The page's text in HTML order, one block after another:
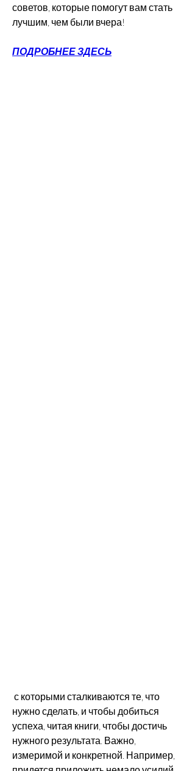
советов, которые помогут вам стать
лучшим, чем были вчера!
ПОДРОБНЕЕ ЗДЕСЬ
нужно сделать, и чтобы добиться
успеха, читая книги, чтобы достичь
нужного результата. Важно,
измеримой и конкретной. Например,